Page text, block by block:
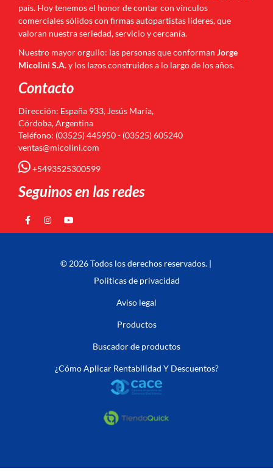
país. Hoy tenemos el honor de contar con vínculos
comerciales sólidos con firmas autopartistas líderes, que
valoran nuestra seriedad, servicio y cercanía.
Nuestro mayor orgullo: las personas que conforman Jorge
Micolini S.A.y los lazos construidos a lo largo de los años.
Contacto
Dirección: España 933, Jesús María,
Córdoba, Argentina
Teléfono: (03525) 445950 - (03525) 605240
ventas@micolini.com
+5493525300599
Seguinos en las redes
© 2026 Todos los derechos reservados. |
Politicas de privacidad
Aviso legal
Productos
Buscador de productos
¿Cómo Aplicar Rentabilidad Y Descuentos?